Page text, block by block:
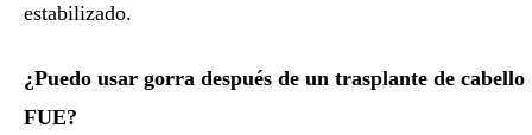
estabilizado.
¿Puedo usar gorra después de un trasplante de cabello
FUE?